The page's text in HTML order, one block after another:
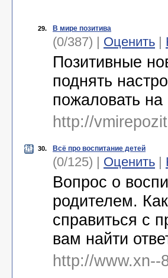
29. В мире позитива
(0/387) | Оценить |
Позитивные
поднять
пожаловать
http://
30. Всё про воспитание детей
(0/125) | Оценить |
Вопрос о
родителем.
справиться с
вам найти
http://